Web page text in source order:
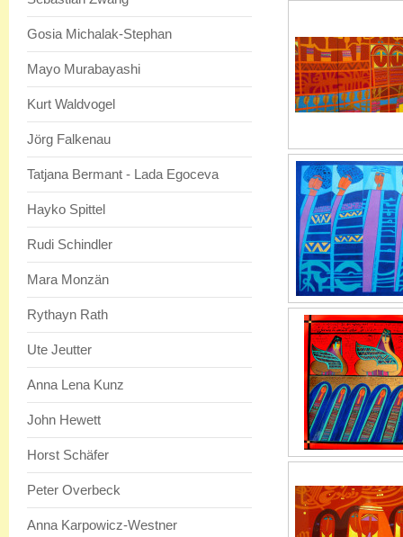
Gosia Michalak-Stephan
Mayo Murabayashi
Kurt Waldvogel
Jörg Falkenau
Tatjana Bermant - Lada Egoceva
Hayko Spittel
Rudi Schindler
Mara Monzän
Rythayn Rath
Ute Jeutter
Anna Lena Kunz
John Hewett
Horst Schäfer
Peter Overbeck
Anna Karpowicz-Westner